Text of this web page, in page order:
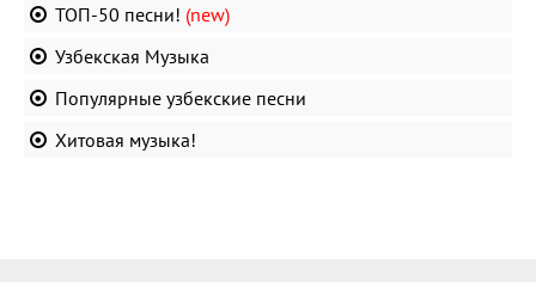
ТОП-50 песни! (new)
Узбекская Музыка
Популярные узбекские песни
Хитовая музыка!